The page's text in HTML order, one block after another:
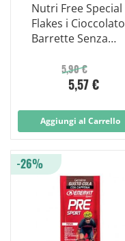
Nutri Free Special
Flakes i Cioccolato
Barrette Senza
5,90 €
5,57 €
Aggiungi al Carrello
-26%